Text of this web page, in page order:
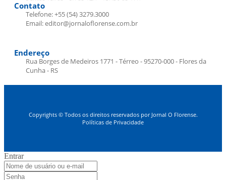
Contato
Telefone: +55 (54) 3279.3000
Email: editor@jornaloflorense.com.br
Endereço
Rua Borges de Medeiros 1771 - Térreo - 95270-000 - Flores da
Cunha - RS
Copyrights © Todos os direitos reservados por Jornal O Florense.
Políticas de Privacidade
Entrar